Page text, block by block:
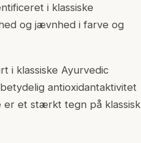
i klassiske
og jævnhed i farve og
i klassiske Ayurvedic
antioxidantaktivitet
er et stærkt tegn på klassisk